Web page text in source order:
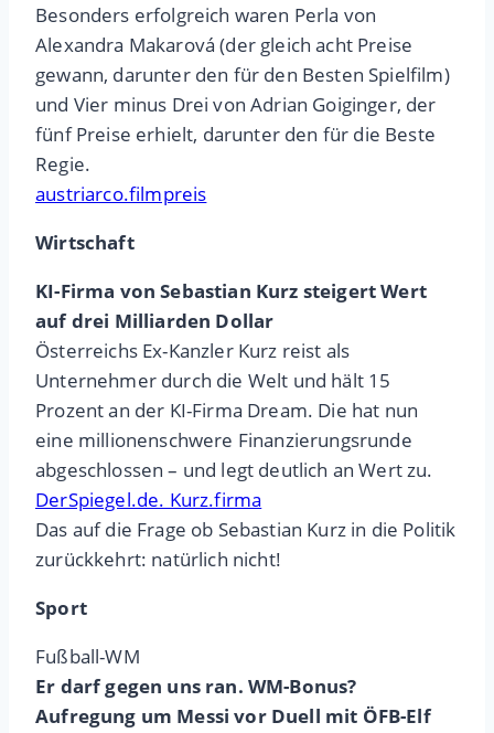
Besonders erfolgreich waren Perla von
Alexandra Makarová (der gleich acht Preise
gewann, darunter den für den Besten Spielfilm)
und Vier minus Drei von Adrian Goiginger, der
fünf Preise erhielt, darunter den für die Beste
Regie.
austriarco.filmpreis
Wirtschaft
KI-Firma von Sebastian Kurz steigert Wert
auf drei Milliarden Dollar
Österreichs Ex-Kanzler Kurz reist als
Unternehmer durch die Welt und hält 15
Prozent an der KI-Firma Dream. Die hat nun
eine millionenschwere Finanzierungsrunde
abgeschlossen – und legt deutlich an Wert zu.
DerSpiegel.de. Kurz.firma
Das auf die Frage ob Sebastian Kurz in die Politik
zurückkehrt: natürlich nicht!
Sport
Fußball-WM
Er darf gegen uns ran. WM-Bonus?
Aufregung um Messi vor Duell mit ÖFB-Elf